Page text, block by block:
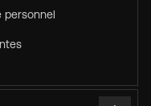
personnel